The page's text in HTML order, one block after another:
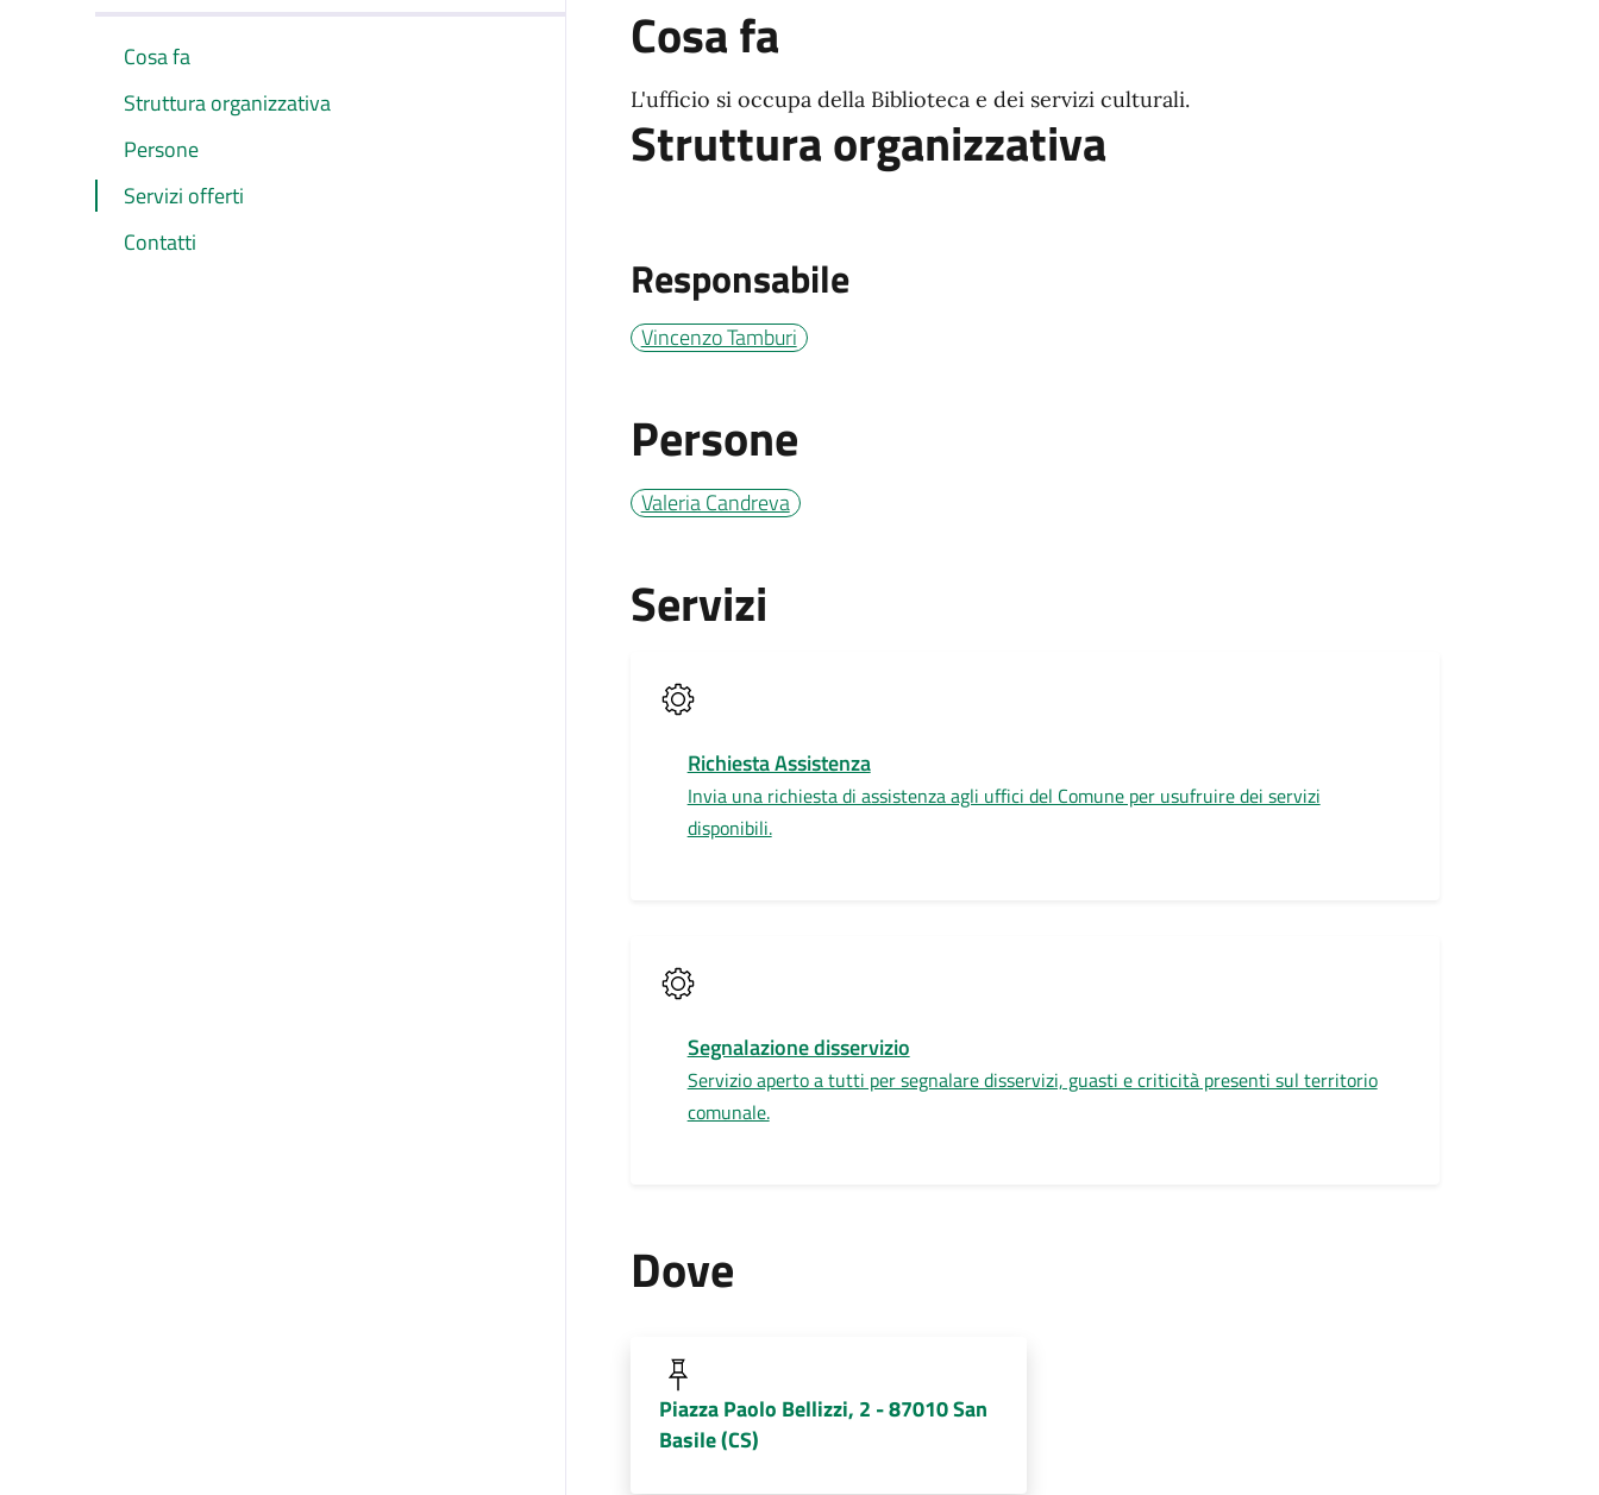
Cosa fa
Struttura organizzativa
Persone
Servizi offerti
Contatti
Cosa fa
L'ufficio si occupa della Biblioteca e dei servizi culturali.
Struttura organizzativa
Responsabile
Vincenzo Tamburi
Persone
Valeria Candreva
Servizi
Richiesta Assistenza
Invia una richiesta di assistenza agli uffici del Comune per usufruire dei servizi
disponibili.
Segnalazione disservizio
Servizio aperto a tutti per segnalare disservizi, guasti e criticità presenti sul territorio
comunale.
Dove
Piazza Paolo Bellizzi, 2 - 87010 San
Basile (CS)